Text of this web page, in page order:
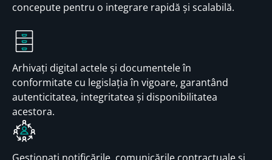
concepute pentru o integrare rapidă și scalabilă.
Arhivați digital actele și documentele în
conformitate cu legislația în vigoare, garantând
autenticitatea, integritatea și disponibilitatea
acestora.